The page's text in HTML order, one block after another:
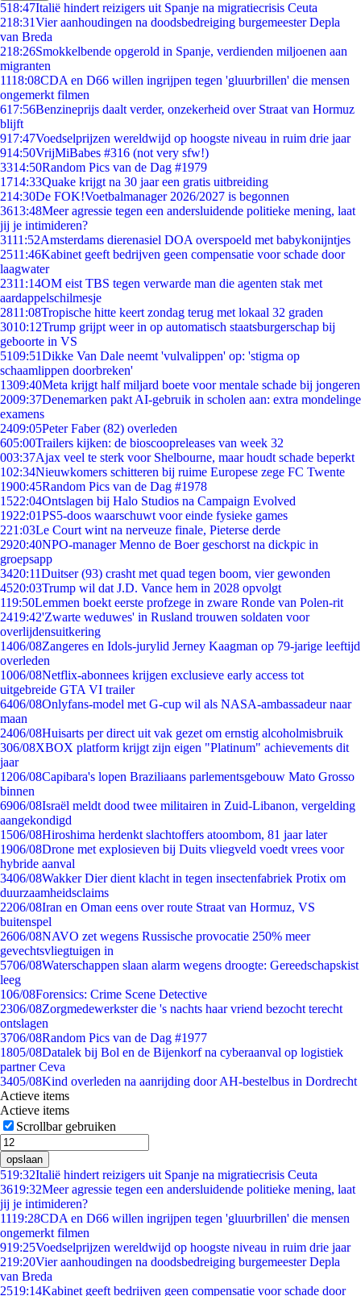
518:47Italië hindert reizigers uit Spanje na migratiecrisis Ceuta
218:31Vier aanhoudingen na doodsbedreiging burgemeester Depla
van Breda
218:26Smokkelbende opgerold in Spanje, verdienden miljoenen aan
migranten
1118:08CDA en D66 willen ingrijpen tegen 'gluurbrillen' die mensen
ongemerkt filmen
617:56Benzineprijs daalt verder, onzekerheid over Straat van Hormuz
blijft
917:47Voedselprijzen wereldwijd op hoogste niveau in ruim drie jaar
914:50VrijMiBabes #316 (not very sfw!)
3314:50Random Pics van de Dag #1979
1714:33Quake krijgt na 30 jaar een gratis uitbreiding
214:30De FOK!Voetbalmanager 2026/2027 is begonnen
3613:48Meer agressie tegen een andersluidende politieke mening, laat
jij je intimideren?
3111:52Amsterdams dierenasiel DOA overspoeld met babykonijntjes
2511:46Kabinet geeft bedrijven geen compensatie voor schade door
laagwater
2311:14OM eist TBS tegen verwarde man die agenten stak met
aardappelschilmesje
2811:08Tropische hitte keert zondag terug met lokaal 32 graden
3010:12Trump grijpt weer in op automatisch staatsburgerschap bij
geboorte in VS
5109:51Dikke Van Dale neemt 'vulvalippen' op: 'stigma op
schaamlippen doorbreken'
1309:40Meta krijgt half miljard boete voor mentale schade bij jongeren
2009:37Denemarken pakt AI-gebruik in scholen aan: extra mondelinge
examens
2409:05Peter Faber (82) overleden
605:00Trailers kijken: de bioscoopreleases van week 32
003:37Ajax veel te sterk voor Shelbourne, maar houdt schade beperkt
102:34Nieuwkomers schitteren bij ruime Europese zege FC Twente
1900:45Random Pics van de Dag #1978
1522:04Ontslagen bij Halo Studios na Campaign Evolved
1922:01PS5-doos waarschuwt voor einde fysieke games
221:03Le Court wint na nerveuze finale, Pieterse derde
2920:40NPO-manager Menno de Boer geschorst na dickpic in
groepsapp
3420:11Duitser (93) crasht met quad tegen boom, vier gewonden
4520:03Trump wil dat J.D. Vance hem in 2028 opvolgt
119:50Lemmen boekt eerste profzege in zware Ronde van Polen-rit
2419:42'Zwarte weduwes' in Rusland trouwen soldaten voor
overlijdensuitkering
1406/08Zangeres en Idols-jurylid Jerney Kaagman op 79-jarige leeftijd
overleden
1006/08Netflix-abonnees krijgen exclusieve early access tot
uitgebreide GTA VI trailer
6406/08Onlyfans-model met G-cup wil als NASA-ambassadeur naar
maan
2406/08Huisarts per direct uit vak gezet om ernstig alcoholmisbruik
306/08XBOX platform krijgt zijn eigen "Platinum" achievements dit
jaar
1206/08Capibara's lopen Braziliaans parlementsgebouw Mato Grosso
binnen
6906/08Israël meldt dood twee militairen in Zuid-Libanon, vergelding
aangekondigd
1506/08Hiroshima herdenkt slachtoffers atoombom, 81 jaar later
1906/08Drone met explosieven bij Duits vliegveld voedt vrees voor
hybride aanval
3406/08Wakker Dier dient klacht in tegen insectenfabriek Protix om
duurzaamheidsclaims
2206/08Iran en Oman eens over route Straat van Hormuz, VS
buitenspel
2606/08NAVO zet wegens Russische provocatie 250% meer
gevechtsvliegtuigen in
5706/08Waterschappen slaan alarm wegens droogte: Gereedschapskist
leeg
106/08Forensics: Crime Scene Detective
2306/08Zorgmedewerkster die 's nachts haar vriend bezocht terecht
ontslagen
3706/08Random Pics van de Dag #1977
1805/08Datalek bij Bol en de Bijenkorf na cyberaanval op logistiek
partner Ceva
3405/08Kind overleden na aanrijding door AH-bestelbus in Dordrecht
Actieve items
Actieve items
Scrollbar gebruiken
opslaan
519:32Italië hindert reizigers uit Spanje na migratiecrisis Ceuta
3619:32Meer agressie tegen een andersluidende politieke mening, laat
jij je intimideren?
1119:28CDA en D66 willen ingrijpen tegen 'gluurbrillen' die mensen
ongemerkt filmen
919:25Voedselprijzen wereldwijd op hoogste niveau in ruim drie jaar
219:20Vier aanhoudingen na doodsbedreiging burgemeester Depla
van Breda
2519:14Kabinet geeft bedrijven geen compensatie voor schade door